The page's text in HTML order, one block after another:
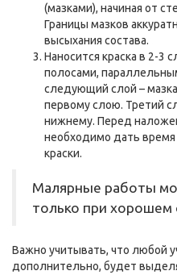
(мазками), начиная от
Границы мазков
высыхания состава.
Наносится краска в 2-3
полосами,
следующий слой –
первому слою. Третий
нижнему. Перед
необходимо дать
краски.
Малярные работы
только при хорошем
Важно учитывать, что любой
дополнительно, будет